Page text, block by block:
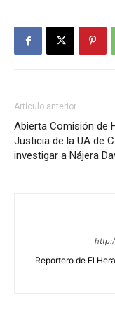
Artículo anterior
Abierta Comisión de
Justicia de la UA de
investigar a Nájera
Reportero de El